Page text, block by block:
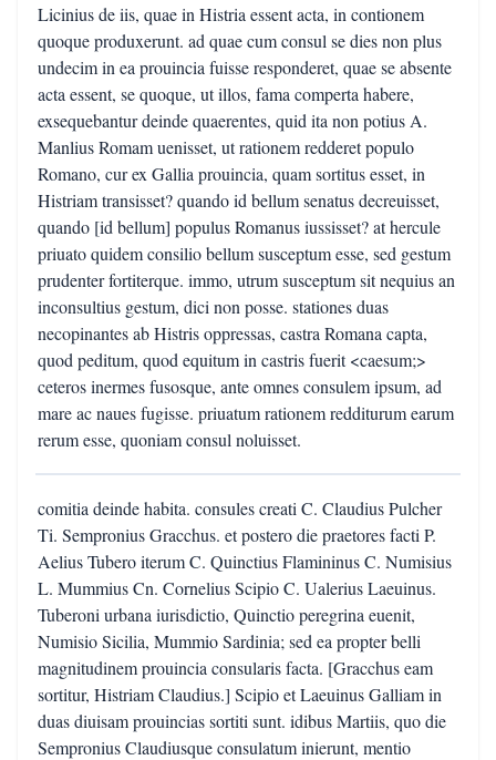
Licinius de iis, quae in Histria essent acta, in contionem
quoque produxerunt. ad quae cum consul se dies non plus
undecim in ea prouincia fuisse responderet, quae se absente
acta essent, se quoque, ut illos, fama comperta habere,
exsequebantur deinde quaerentes, quid ita non potius A.
Manlius Romam uenisset, ut rationem redderet populo
Romano, cur ex Gallia prouincia, quam sortitus esset, in
Histriam transisset? quando id bellum senatus decreuisset,
quando [id bellum] populus Romanus iussisset? at hercule
priuato quidem consilio bellum susceptum esse, sed gestum
prudenter fortiterque. immo, utrum susceptum sit nequius an
inconsultius gestum, dici non posse. stationes duas
necopinantes ab Histris oppressas, castra Romana capta,
quod peditum, quod equitum in castris fuerit <caesum;>
ceteros inermes fusosque, ante omnes consulem ipsum, ad
mare ac naues fugisse. priuatum rationem redditurum earum
rerum esse, quoniam consul noluisset.
comitia deinde habita. consules creati C. Claudius Pulcher
Ti. Sempronius Gracchus. et postero die praetores facti P.
Aelius Tubero iterum C. Quinctius Flamininus C. Numisius
L. Mummius Cn. Cornelius Scipio C. Ualerius Laeuinus.
Tuberoni urbana iurisdictio, Quinctio peregrina euenit,
Numisio Sicilia, Mummio Sardinia; sed ea propter belli
magnitudinem prouincia consularis facta. [Gracchus eam
sortitur, Histriam Claudius.] Scipio et Laeuinus Galliam in
duas diuisam prouincias sortiti sunt. idibus Martiis, quo die
Sempronius Claudiusque consulatum inierunt, mentio